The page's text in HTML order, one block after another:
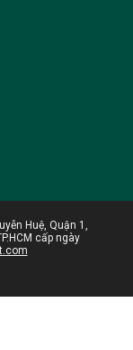
Huệ, Quận 1,
cấp ngày